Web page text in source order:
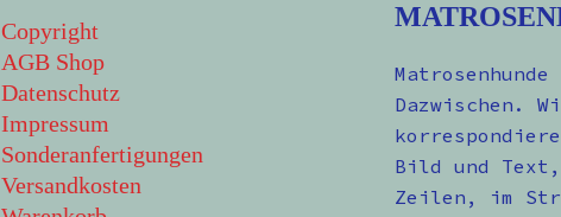
Copyright
AGB Shop
Datenschutz
Impressum
Sonderanfertigungen
Versandkosten
Matrosenhunde
Dazwischen.
Bild und Text,
Zeilen, im